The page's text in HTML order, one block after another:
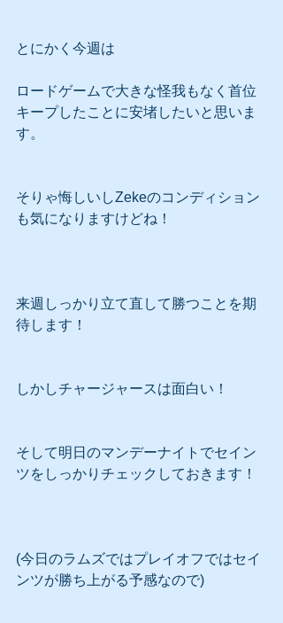
とにかく今週は
ロードゲームで大きな怪我もなく首位
キープしたことに安堵したいと思いま
す。
そりゃ悔しいしZekeのコンディション
も気になりますけどね！
来週しっかり立て直して勝つことを期
待します！
しかしチャージャースは面白い！
そして明日のマンデーナイトでセイン
ツをしっかりチェックしておきます！
(今日のラムズではプレイオフではセイ
ンツが勝ち上がる予感なので)